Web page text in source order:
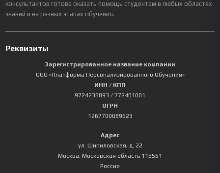
консультантов готова оказать помощь студентам в любых областях
знаний и на разных этапах обучения.
Реквизиты
Зарегистрированное название компании
ООО «Платформа Персонализированного Обучения»
ИНН / КПП
9724238893 / 772401001
ОГРН
1267700089623
Адрес
ул. Шипиловская, д. 22
Москва, Московская область 115551
Россия